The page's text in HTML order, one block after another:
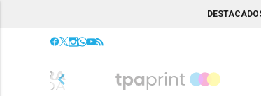
chevron_left